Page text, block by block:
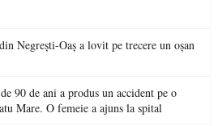
Negrești-Oaș a lovit pe trecere un oșan
90 de ani a produs un accident pe o
Mare. O femeie a ajuns la spital